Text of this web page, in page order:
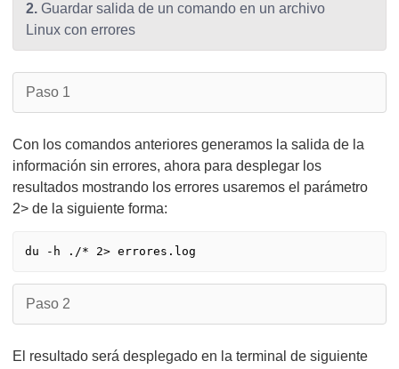
2. Guardar salida de un comando en un archivo
Linux con errores
Paso 1
Con los comandos anteriores generamos la salida de la
información sin errores, ahora para desplegar los
resultados mostrando los errores usaremos el parámetro
2> de la siguiente forma:
Paso 2
El resultado será desplegado en la terminal de siguiente